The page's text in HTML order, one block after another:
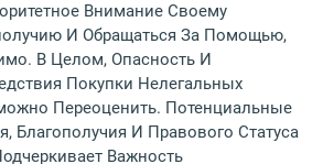
Внимание Своему
И Обращаться За Помощью,
В Целом, Опасность И
Покупки Нелегальных
Переоценить. Потенциальные
Благополучия И Правового Статуса
Важность